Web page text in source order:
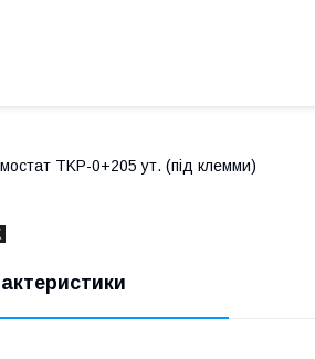
TKP-0+205 ут. (під клемми)